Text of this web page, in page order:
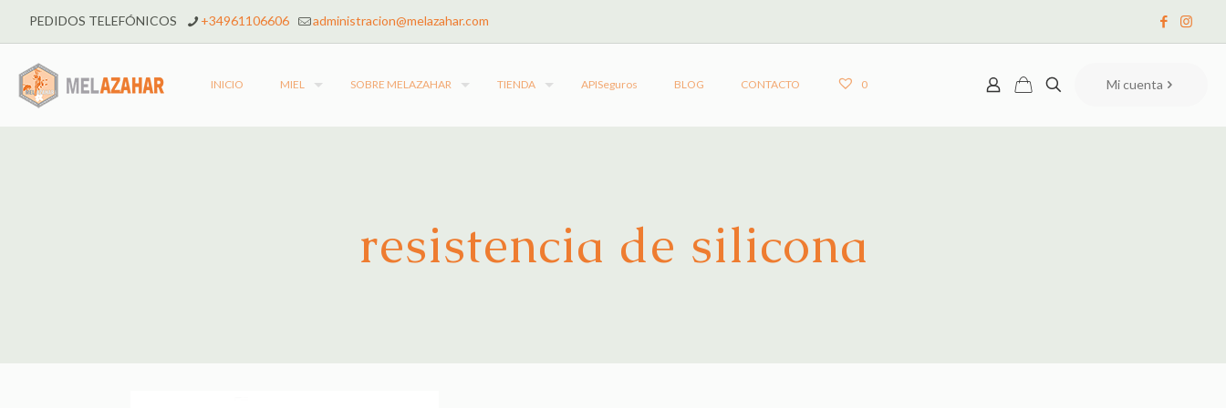
PEDIDOS TELEFÓNICOS +34961106606 administracion@melazahar.com
INICIO MIEL SOBRE MELAZAHAR TIENDA APISeguros BLOG CONTACTO 0 Mi cuenta
resistencia de silicona